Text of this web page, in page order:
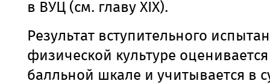
в ВУЦ (см. главу XIХ).
Результат вступительного
физической культуре
балльной шкале и учитывается в